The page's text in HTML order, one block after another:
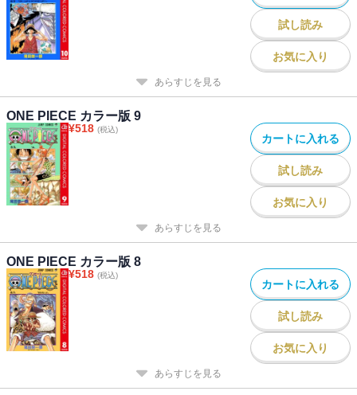
試し読み
お気に入り
あらすじを見る
ONE PIECE カラー版 9
¥518 (税込)
カートに入れる
試し読み
お気に入り
あらすじを見る
ONE PIECE カラー版 8
¥518 (税込)
カートに入れる
試し読み
お気に入り
あらすじを見る